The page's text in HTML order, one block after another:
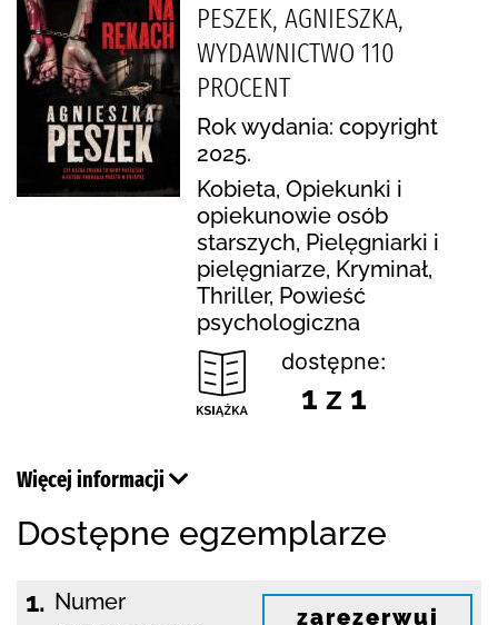
PESZEK, AGNIESZKA,
WYDAWNICTWO 110
PROCENT
Rok wydania: copyright
2025.
Kobieta, Opiekunki i
opiekunowie osób
starszych, Pielęgniarki i
pielęgniarze, Kryminał,
Thriller, Powieść
psychologiczna
dostępne:
1 z 1
Więcej informacji
Dostępne egzemplarze
1. Numer
zarezerwuj